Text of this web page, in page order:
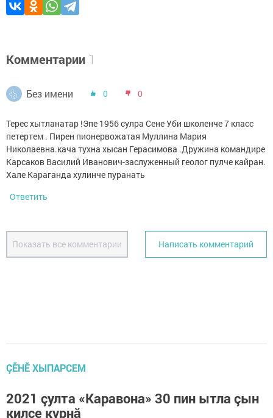
Комментарии 1
Без имени 0 0
Терес хытланатар !Эпе 1956 сулра Сене Уби школенче 7 класс
петертем . Пирен пионервожатая Муллина Мария
Николаевна.кача тухна хысан Герасимова .Дружина командире
Карсаков Василий Иванович-заслуженный геолог пулче кайран.
Хале Караганда хулинче пуранать
Ответить
Показать все комментарии Написать комментарий
ÇӖНӖ ХЫПАРСЕМ
2021 çулта «Каравона» 30 пин ытла çын
килсе курнă